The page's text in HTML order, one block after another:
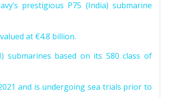
prestigious P75 (India) submarine
at €4.8 billion.
submarines based on its S80 class of
and is undergoing sea trials prior to